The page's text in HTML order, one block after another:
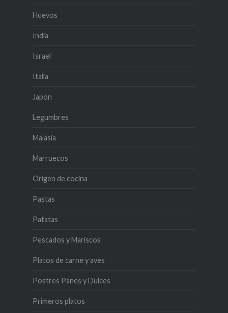
Huevos
India
Israel
Italia
Japon
Legumbres
Malasia
Marruecos
Origen de cocina
Pastas
Patatas
Pescados y Mariscos
Platos de carne y aves
Postres Panes y Dulces
Primeros platos